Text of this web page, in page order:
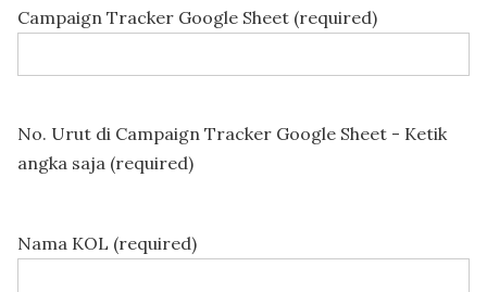
Campaign Tracker Google Sheet (required)
No. Urut di Campaign Tracker Google Sheet - Ketik
angka saja (required)
Nama KOL (required)